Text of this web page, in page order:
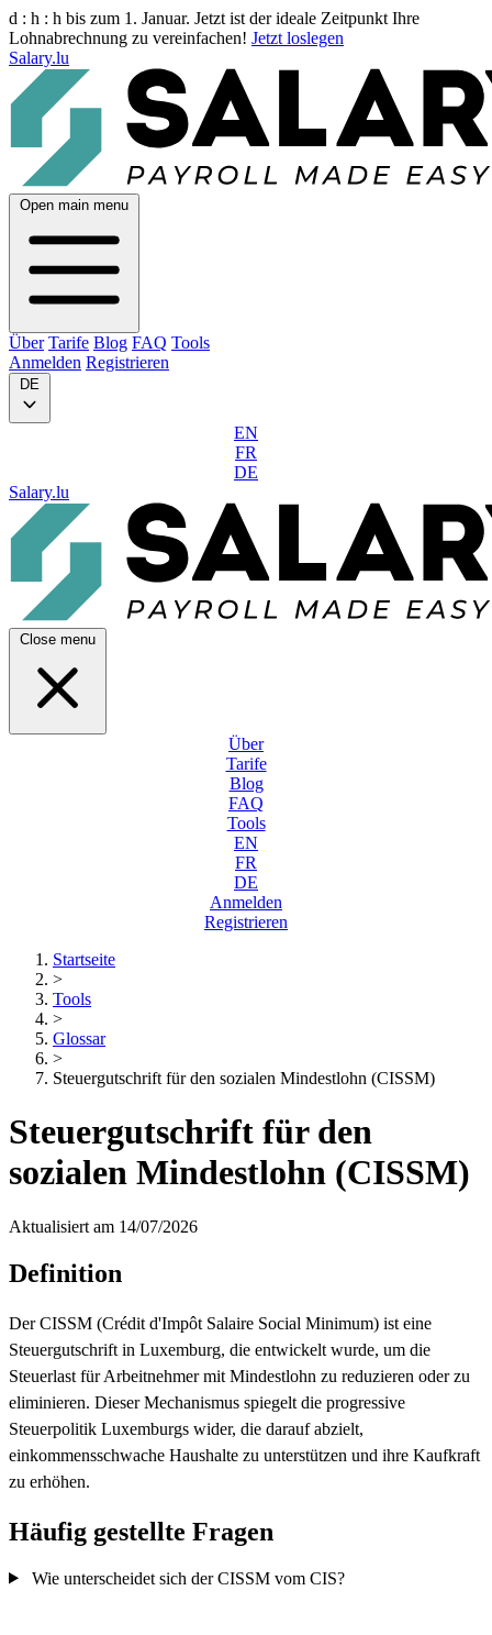
d : h : h bis zum 1. Januar. Jetzt ist der ideale Zeitpunkt Ihre
Lohnabrechnung zu vereinfachen! Jetzt loslegen
Salary.lu
Open main menu
Über Tarife Blog FAQ Tools
Anmelden Registrieren
DE
EN
FR
DE
Salary.lu
Close menu
Über
Tarife
Blog
FAQ
Tools
EN
FR
DE
Anmelden
Registrieren
Startseite
>
Tools
>
Glossar
>
Steuergutschrift für den sozialen Mindestlohn (CISSM)
Steuergutschrift für den
sozialen Mindestlohn (CISSM)
Aktualisiert am 14/07/2026
Definition
Der CISSM (Crédit d'Impôt Salaire Social Minimum) ist eine
Steuergutschrift in Luxemburg, die entwickelt wurde, um die
Steuerlast für Arbeitnehmer mit Mindestlohn zu reduzieren oder zu
eliminieren. Dieser Mechanismus spiegelt die progressive
Steuerpolitik Luxemburgs wider, die darauf abzielt,
einkommensschwache Haushalte zu unterstützen und ihre Kaufkraft
zu erhöhen.
Häufig gestellte Fragen
Wie unterscheidet sich der CISSM vom CIS?